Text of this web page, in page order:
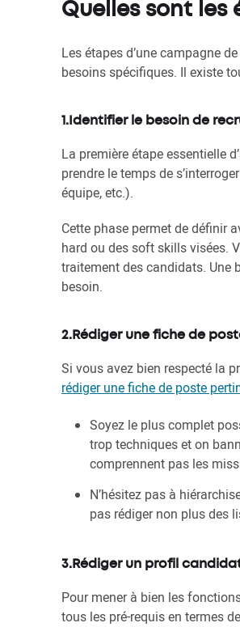
Quelles sont les
Les étapes d’une campagne
besoins spécifiques. Il existe
1.Identifier le besoin de
La première étape essentielle
prendre le temps de
équipe, etc.).
Cette phase permet de définir
hard ou des soft skills visées.
traitement des candidats. Une
besoin.
2.Rédiger une fiche de
Si vous avez bien respecté la
rédiger une fiche de poste
Soyez le plus complet
trop techniques et on
comprennent pas les
N’hésitez pas à
pas rédiger non plus des
3.Rédiger un profil
Pour mener à bien les
tous les pré-requis en termes